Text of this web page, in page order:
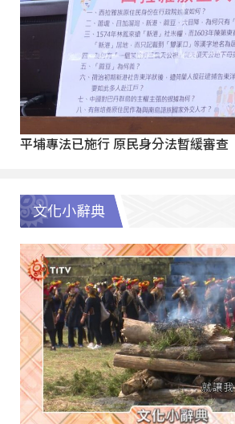
平埔專法已施行 原民身分法暫緩審查
文化小辭典